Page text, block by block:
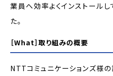
業員へ効率よくインストール
た。
［What］取り組みの概要
NTTコミュニケーションズ様